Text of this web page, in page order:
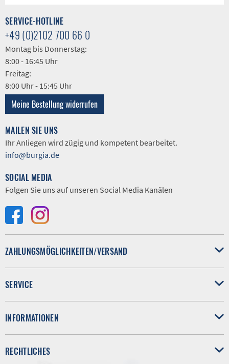
SERVICE-HOTLINE
+49 (0)2102 700 66 0
Montag bis Donnerstag:
8:00 - 16:45 Uhr
Freitag:
8:00 Uhr - 15:45 Uhr
Meine Bestellung widerrufen
MAILEN SIE UNS
Ihr Anliegen wird zügig und kompetent bearbeitet.
info@burgia.de
SOCIAL MEDIA
Folgen Sie uns auf unseren Social Media Kanälen
ZAHLUNGSMÖGLICHKEITEN/VERSAND
SERVICE
INFORMATIONEN
RECHTLICHES